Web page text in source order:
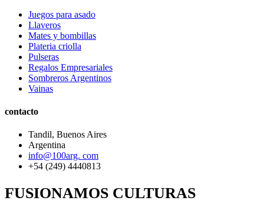
Juegos para asado
Llaveros
Mates y bombillas
Plateria criolla
Pulseras
Regalos Empresariales
Sombreros Argentinos
Vainas
contacto
Tandil, Buenos Aires
Argentina
info@100arg. com
+54 (249) 4440813
FUSIONAMOS CULTURAS